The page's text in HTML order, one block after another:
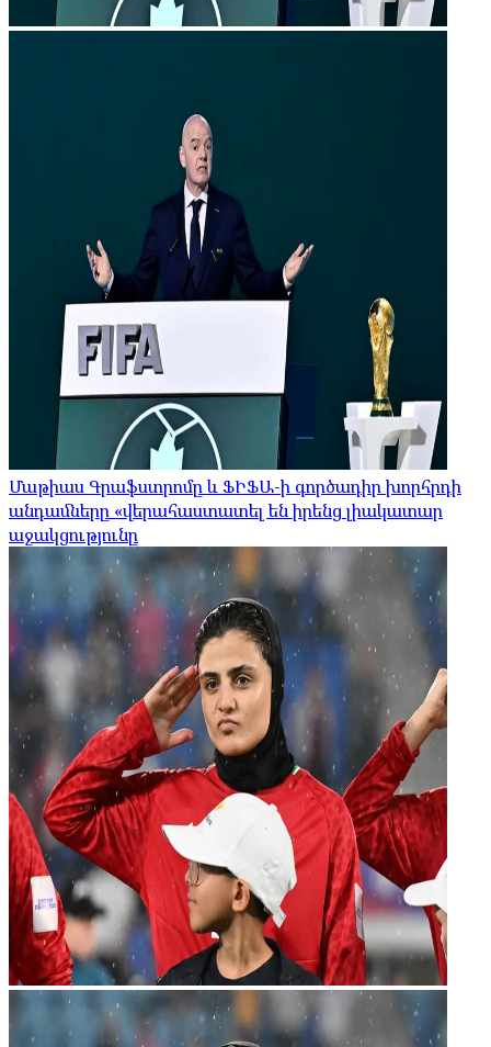
Մաթիաս Գրաֆստրոմը և ՖԻՖԱ-ի գործադիր խորհրդի
անդամները «վերահաստատել են իրենց լիակատար
աջակցությունը